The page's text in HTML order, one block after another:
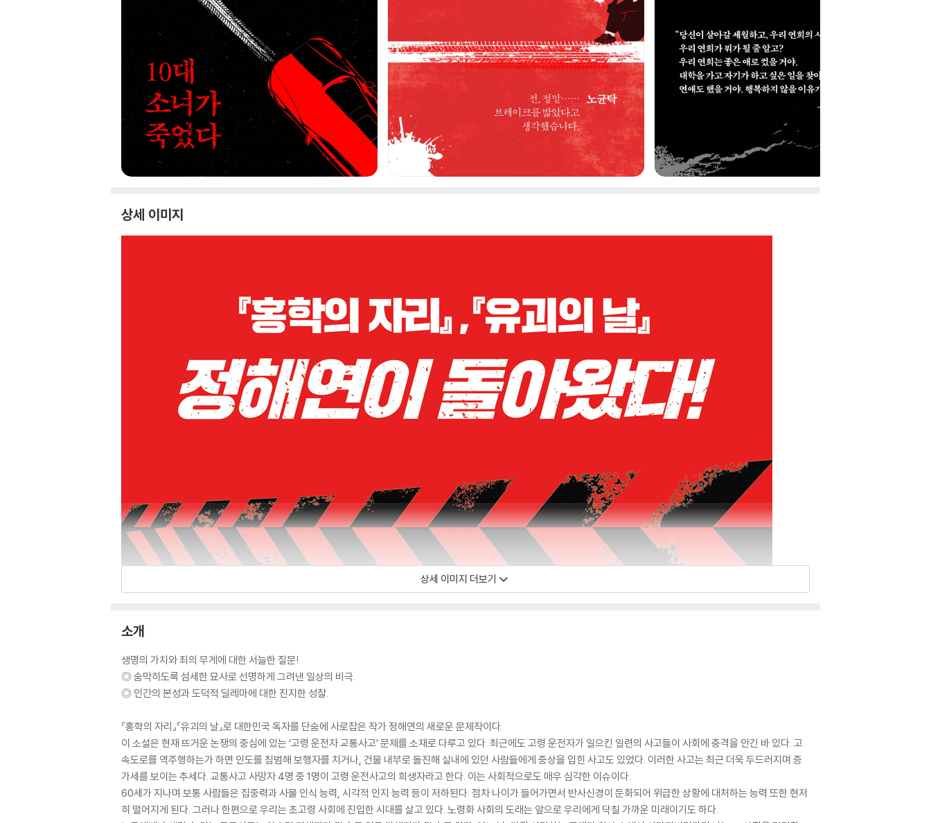
상세 이미지
상세 이미지 더보기
소개
생명의 가치와 죄의 무게에 대한 서늘한 질문!
◎ 숨막히도록 섬세한 묘사로 선명하게 그려낸 일상의 비극.
◎ 인간의 본성과 도덕적 딜레마에 대한 진지한 성찰.
『홍학의 자리』『유괴의 날』로 대한민국 독자를 단숨에 사로잡은 작가 정해연의 새로운 문제작이다.
이 소설은 현재 뜨거운 논쟁의 중심에 있는 ‘고령 운전자 교통사고’ 문제를 소재로 다루고 있다. 최근에도 고령 운전자가 일으킨 일련의 사고들이 사회에 충격을 안긴 바 있다. 고
속도로를 역주행하는가 하면 인도를 침범해 보행자를 치거나, 건물 내부로 돌진해 실내에 있던 사람들에게 중상을 입힌 사고도 있었다. 이러한 사고는 최근 더욱 두드러지며 증
가세를 보이는 추세다. 교통사고 사망자 4명 중 1명이 고령 운전사고의 희생자라고 한다. 이는 사회적으로도 매우 심각한 이슈이다.
60세가 지나며 보통 사람들은 집중력과 사물 인식 능력, 시각적 인지 능력 등이 저하된다. 점차 나이가 들어가면서 반사신경이 둔화되어 위급한 상황에 대처하는 능력 또한 현저
히 떨어지게 된다. 그러나 한편으로 우리는 초고령 사회에 진입한 시대를 살고 있다. 노령화 사회의 도래는 앞으로 우리에게 닥칠 가까운 미래이기도 하다.